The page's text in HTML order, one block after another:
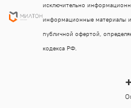
исключительно
информационные материалы
публичной офертой,
кодекса РФ.